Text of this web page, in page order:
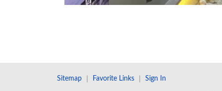
Sitemap Favorite Links Sign In